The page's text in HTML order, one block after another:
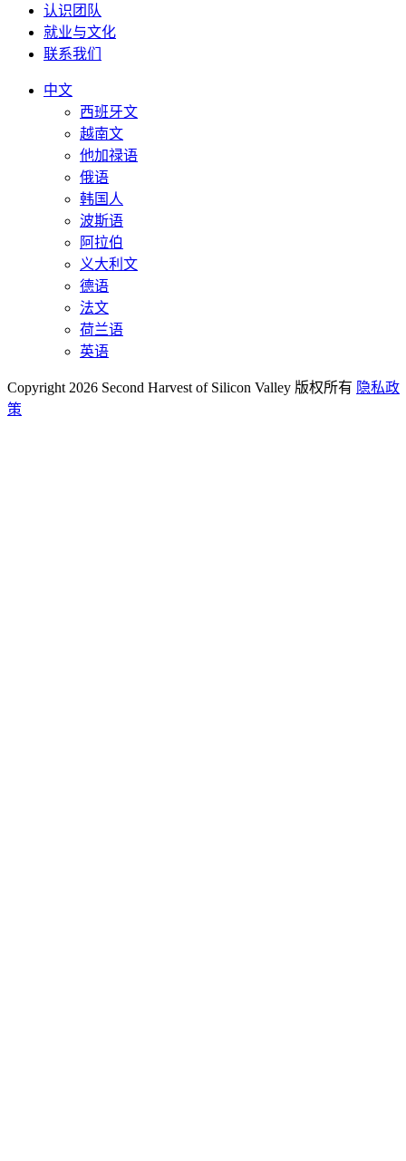
认识团队
就业与文化
联系我们
中文
西班牙文
越南文
他加禄语
俄语
韩国人
波斯语
阿拉伯
义大利文
德语
法文
荷兰语
英语
Copyright 2026 Second Harvest of Silicon Valley 版权所有 隐私政
策